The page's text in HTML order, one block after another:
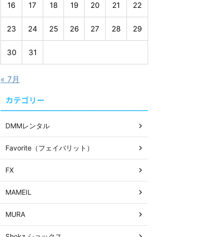
16 17 18 19 20 21 22
23 24 25 26 27 28 29
30 31
« 7月
カテゴリー
DMMレンタル
Favorite（フェイバリット）
FX
MAMEIL
MURA